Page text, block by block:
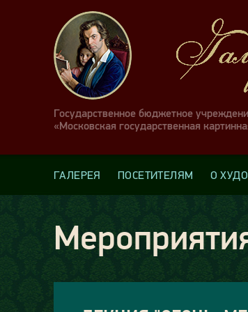
Государственное бюджетное
«Московская государственная
ГАЛЕРЕЯ ПОСЕТИТЕЛЯМ О